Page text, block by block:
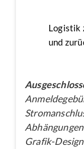
Logistik
und
Grafik-